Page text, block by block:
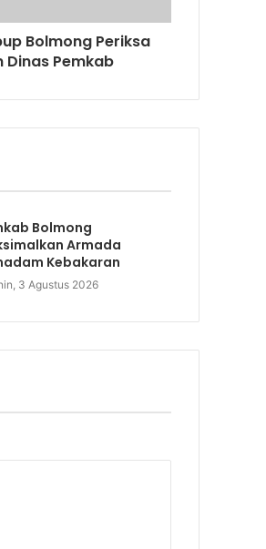
Bolmong Periksa
Dinas Pemkab
Bolmong
Armada
Kebakaran
3 Agustus 2026